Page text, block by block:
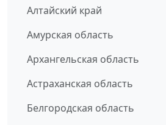
Алтайский край
Амурская область
Архангельская область
Астраханская область
Белгородская область